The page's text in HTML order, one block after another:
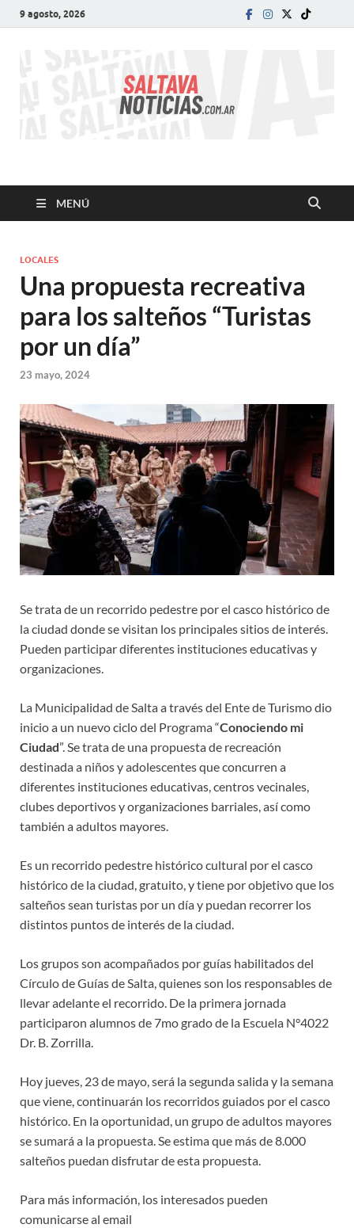
9 agosto, 2026
SALTA VA!
MENÚ
LOCALES
Una propuesta recreativa
para los salteños “Turistas
por un día”
23 mayo, 2024
Se trata de un recorrido pedestre por el casco histórico de
la ciudad donde se visitan los principales sitios de interés.
Pueden participar diferentes instituciones educativas y
organizaciones.
La Municipalidad de Salta a través del Ente de Turismo dio
inicio a un nuevo ciclo del Programa “Conociendo mi
Ciudad”. Se trata de una propuesta de recreación
destinada a niños y adolescentes que concurren a
diferentes instituciones educativas, centros vecinales,
clubes deportivos y organizaciones barriales, así como
también a adultos mayores.
Es un recorrido pedestre histórico cultural por el casco
histórico de la ciudad, gratuito, y tiene por objetivo que los
salteños sean turistas por un día y puedan recorrer los
distintos puntos de interés de la ciudad.
Los grupos son acompañados por guías habilitados del
Círculo de Guías de Salta, quienes son los responsables de
llevar adelante el recorrido. De la primera jornada
participaron alumnos de 7mo grado de la Escuela N°4022
Dr. B. Zorrilla.
Hoy jueves, 23 de mayo, será la segunda salida y la semana
que viene, continuarán los recorridos guiados por el casco
histórico. En la oportunidad, un grupo de adultos mayores
se sumará a la propuesta. Se estima que más de 8.000
salteños puedan disfrutar de esta propuesta.
Para más información, los interesados pueden
comunicarse al email